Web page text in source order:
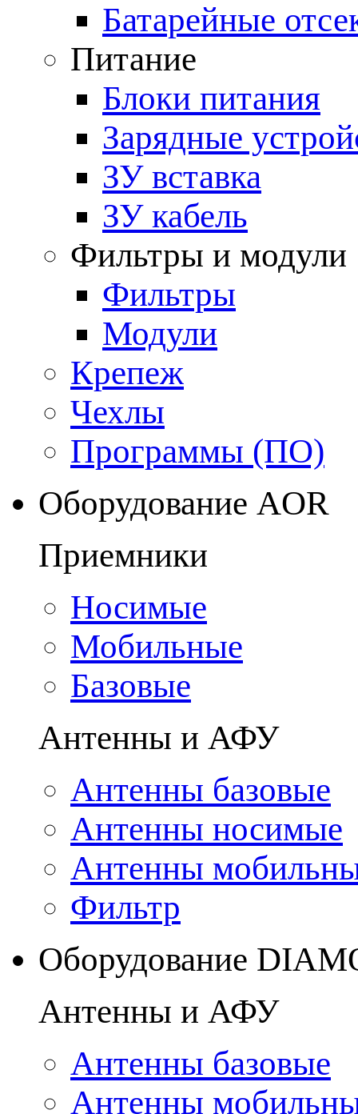
Батарейные
Питание
Блоки питания
Зарядные
ЗУ вставка
ЗУ кабель
Фильтры и модули
Фильтры
Модули
Крепеж
Чехлы
Программы (ПО)
Оборудование AOR
Приемники
Носимые
Мобильные
Базовые
Антенны и АФУ
Антенны базовые
Антенны носимые
Антенны
Фильтр
Оборудование
Антенны и АФУ
Антенны базовые
Антенны